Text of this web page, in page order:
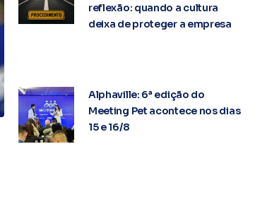
reflexão: quando a cultura
deixa de proteger a empresa
Alphaville: 6ª edição do
Meeting Pet acontece nos dias
15 e 16/8